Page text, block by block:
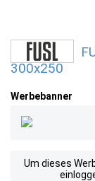
300x250
Werbebanner
Um dieses